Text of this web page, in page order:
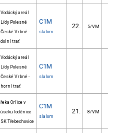
Vodácký areál
Lídy Polesné
České Vrbné -
dolní trať
C1M
slalom
22. 5/VM
Vodácký areál
Lídy Polesné
České Vrbné -
horní trať
C1M
slalom
řeka Orlice v
úseku loděnice
SK Třebechovice
C1M
slalom
21. 8/VM